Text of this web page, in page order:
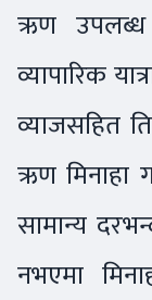
ऋण उपलब्ध
व्यापारिक
व्याजसहित
ऋण मिनाहा
सामान्य
नभएमा